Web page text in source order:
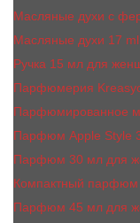
Масляные духи c
Масляные духи 17 ml
Ручка 15 мл для
Парфюмерия
Парфюмированное
Парфюм Apple Style
Парфюм 30 мл для
Компактный
Парфюм 45 мл для